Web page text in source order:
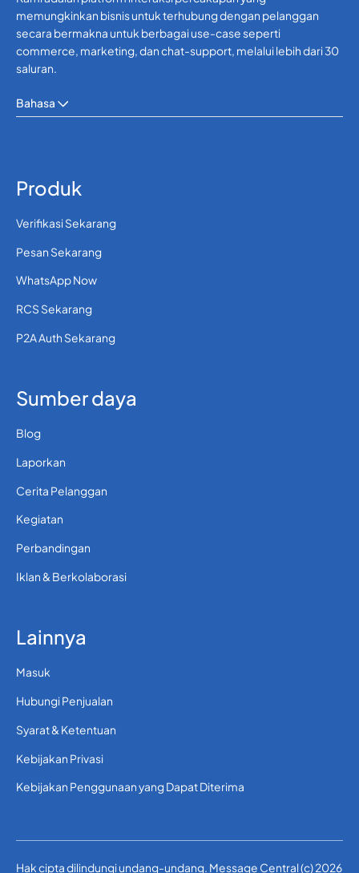
memungkinkan bisnis untuk terhubung dengan pelanggan
secara bermakna untuk berbagai use-case seperti
commerce, marketing, dan chat-support, melalui lebih dari 30
saluran.
Bahasa
Produk
Verifikasi Sekarang
Pesan Sekarang
WhatsApp Now
RCS Sekarang
P2A Auth Sekarang
Sumber daya
Blog
Laporkan
Cerita Pelanggan
Kegiatan
Perbandingan
Iklan & Berkolaborasi
Lainnya
Masuk
Hubungi Penjualan
Syarat & Ketentuan
Kebijakan Privasi
Kebijakan Penggunaan yang Dapat Diterima
Hak cipta dilindungi undang-undang. Message Central (c) 2026